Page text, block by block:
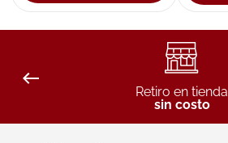
Retiro en tienda
sin costo